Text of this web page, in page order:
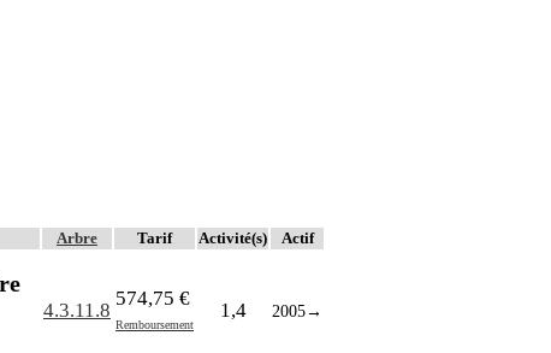
Arbre Tarif Activité(s) Actif
4.3.11.8
574,75 €
Remboursement
1,4 2005→